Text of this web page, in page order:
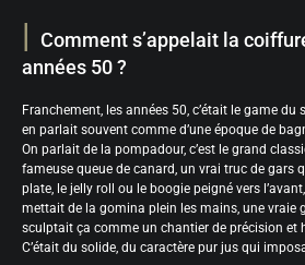
Comment s’appelait la
années 50 ?
Franchement, les années 50, c’était le game
en parlait souvent comme d’une époque de
On parlait de la pompadour, c’est le grand
fameuse queue de canard, un vrai truc de gars
plate, le jelly roll ou le boogie peigné vers
mettait de la gomina plein les mains, une vraie
sculptait ça comme un chantier de précision et
C’était du solide, du caractère pur jus qui